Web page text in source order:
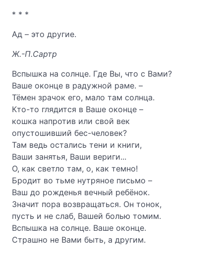
* * *
Ад – это другие.
Ж.-П.Сартр
Вспышка на солнце. Где Вы, что с Вами?
Ваше оконце в радужной раме. –
Тёмен зрачок его, мало там солнца.
Кто-то глядится в Ваше оконце –
кошка напротив или свой век
опустошивший бес-человек?
Там ведь остались тени и книги,
Ваши занятья, Ваши вериги...
О, как светло там, о, как темно!
Бродит во тьме нутряное письмо –
Ваш до рожденья вечный ребёнок.
Значит пора возвращаться. Он тонок,
пусть и не слаб, Вашей болью томим.
Вспышка на солнце. Ваше оконце.
Страшно не Вами быть, а другим.